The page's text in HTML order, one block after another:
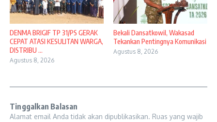
DENMA BRIGIF TP 31/PS GERAK
CEPAT ATASI KESULITAN WARGA,
DISTRIBU ...
Agustus 8, 2026
Bekali Dansatkowil, Wakasad
Tekankan Pentingnya Komunikasi
Agustus 8, 2026
Tinggalkan Balasan
Alamat email Anda tidak akan dipublikasikan. Ruas yang wajib